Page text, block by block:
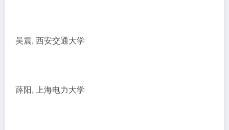
吴震, 西安交通大学
薛阳, 上海电力大学